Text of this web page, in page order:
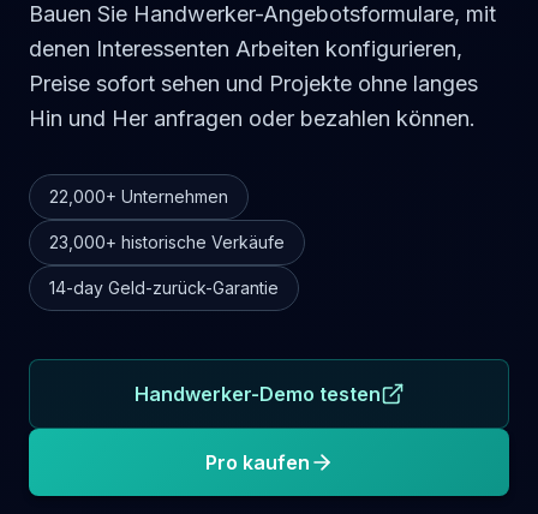
Bauen Sie Handwerker-Angebotsformulare, mit
denen Interessenten Arbeiten konfigurieren,
Preise sofort sehen und Projekte ohne langes
Hin und Her anfragen oder bezahlen können.
22,000+ Unternehmen
23,000+ historische Verkäufe
14-day Geld-zurück-Garantie
Handwerker-Demo testen
Pro kaufen